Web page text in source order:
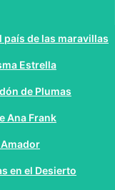
país de las maravillas
Estrella
de Plumas
Ana Frank
en el Desierto